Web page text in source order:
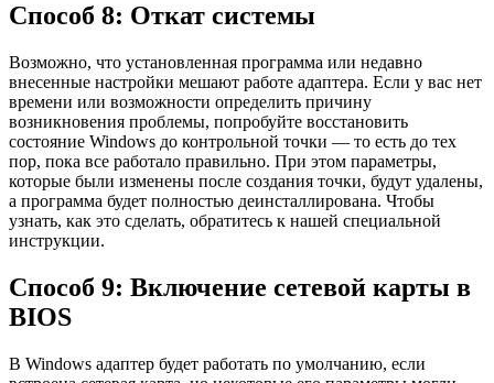
Способ 8: Откат системы
Возможно, что установленная программа или недавно
внесенные настройки мешают работе адаптера. Если у вас нет
времени или возможности определить причину
возникновения проблемы, попробуйте восстановить
состояние Windows до контрольной точки — то есть до тех
пор, пока все работало правильно. При этом параметры,
которые были изменены после создания точки, будут удалены,
а программа будет полностью деинсталлирована. Чтобы
узнать, как это сделать, обратитесь к нашей специальной
инструкции.
Способ 9: Включение сетевой карты в
BIOS
В Windows адаптер будет работать по умолчанию, если